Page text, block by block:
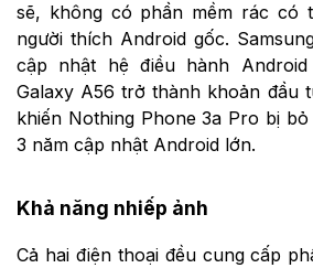
sẽ, không có phần mềm rác có
người thích Android gốc.
cập nhật hệ điều hành
Galaxy A56 trở thành khoản đầu
khiến Nothing Phone 3a Pro bị
3 năm cập nhật Android lớn.
Khả năng nhiếp ảnh
Cả hai điện thoại đều cung cấp